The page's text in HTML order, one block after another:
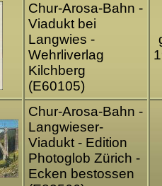
Chur-Arosa-Bahn -
Viadukt bei
Langwies -
Wehrliverlag
Kilchberg
(E60105)
Chur-Arosa-Bahn -
Langwieser-
Viadukt - Edition
Photoglob Zürich -
Ecken bestossen